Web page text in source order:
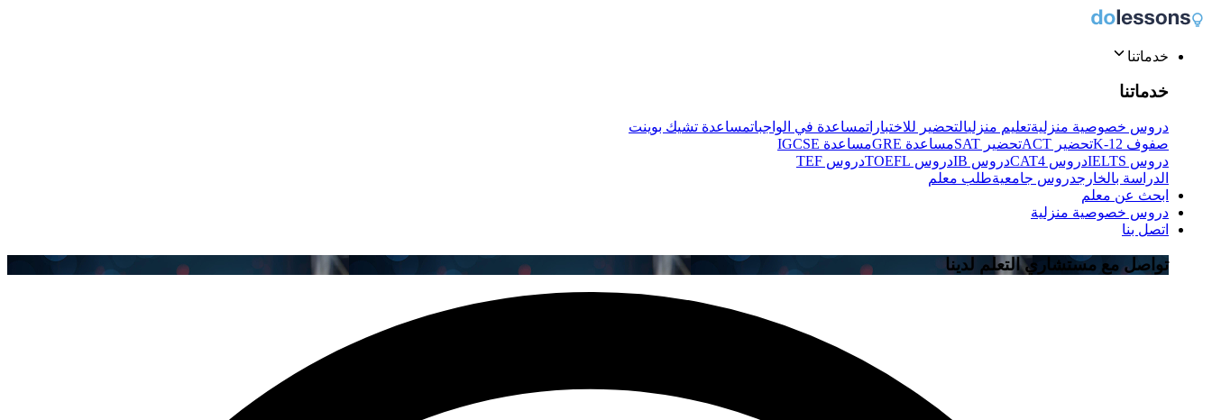
خدماتنا
خدماتنا
دروس خصوصية منزليةتعليم منزليالتحضير للاختباراتمساعدة في الواجباتمساعدة تشيك بوينت
صفوف K-12
تحضير ACT تحضير SAT مساعدة GRE
مساعدة IGCSE
دروس IELTS
دروس CAT4 دروس IB دروس TOEFL
دروس TEF
الدراسة بالخارجدروس جامعيةطلب معلم
ابحث عن معلم
دروس خصوصية منزلية
اتصل بنا
تواصل مع مستشاري التعلم لدينا